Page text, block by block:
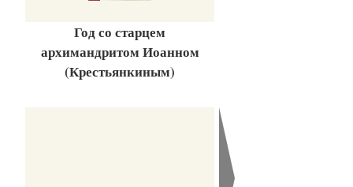
Год со старцем
архимандритом Иоанном
(Крестьянкиным)